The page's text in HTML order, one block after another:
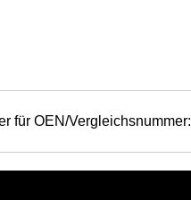
für OEN/Vergleichsnummer: